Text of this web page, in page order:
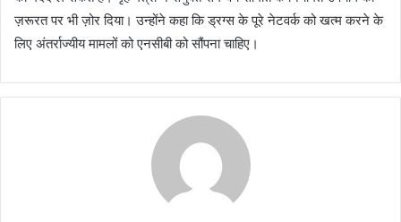
ज़रूरत पर भी ज़ोर दिया। उन्होंने कहा कि ड्रग्स के पूरे नेटवर्क को खत्म करने के
लिए अंतर्राज्यीय मामलों को एनसीबी को सौंपना चाहिए।